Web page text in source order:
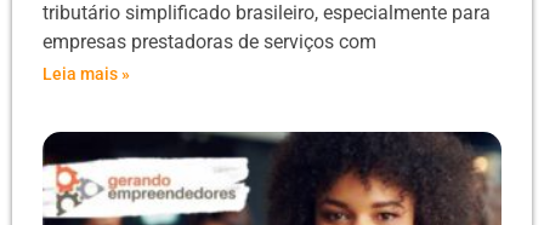
tributário simplificado brasileiro, especialmente para
empresas prestadoras de serviços com
Leia mais »